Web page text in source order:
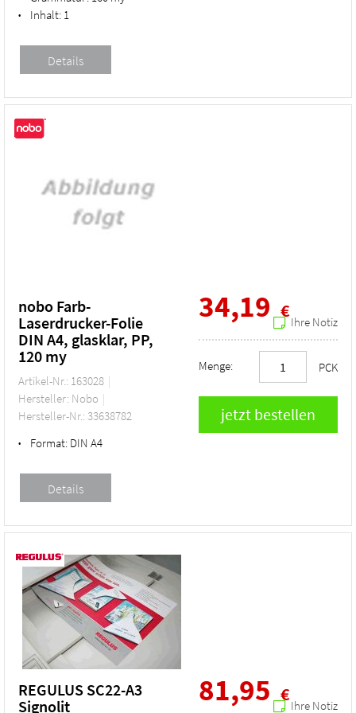
• Inhalt: 1
nobo Farb-
Laserdrucker-Folie
DIN A4, glasklar, PP,
120 my
Artikel-Nr.: 163028
Hersteller: Nobo
Hersteller-Nr.: 33638782
• Format: DIN A4
34,19 €
Ihre Notiz
Menge: PCK
REGULUS SC22-A3
Signolit
81,95 €
Ihre Notiz